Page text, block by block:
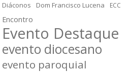
Diáconos Dom Francisco Lucena ECC
Encontro
Evento Destaque
evento diocesano
evento paroquial